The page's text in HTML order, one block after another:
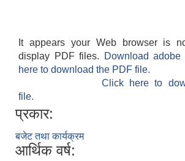
It appears your Web browser is
display PDF files.
Download
here to download the PDF file.
Click here to
file.
प्रकार:
बजेट तथा कार्यक्रम
आर्थिक वर्ष: